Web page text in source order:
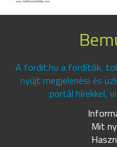
A fordit.hu a fordítók,
nyújt megjelenési és
portál hírekkel,
Mit